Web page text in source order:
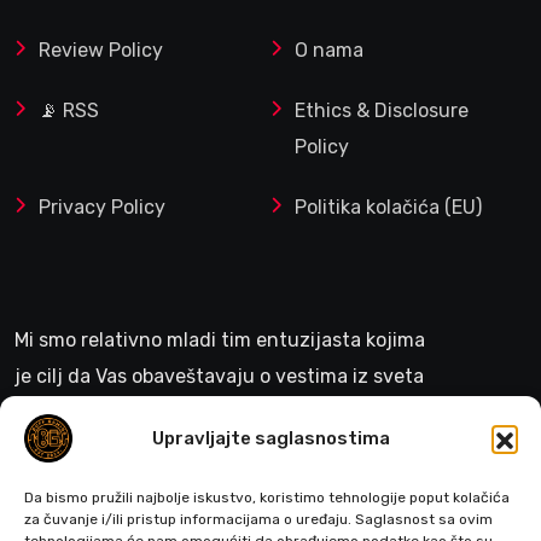
Upravljajte saglasnostima
Da bismo pružili najbolje iskustvo, koristimo tehnologije poput kolačića
za čuvanje i/ili pristup informacijama o uređaju. Saglasnost sa ovim
Review Policy O nama
📡 RSS
Ethics & Disclosure
Policy
Privacy Policy Politika kolačića (EU)
Mi smo relativno mladi tim entuzijasta kojima
je cilj da Vas obaveštavaju o vestima iz sveta
gejminga
>